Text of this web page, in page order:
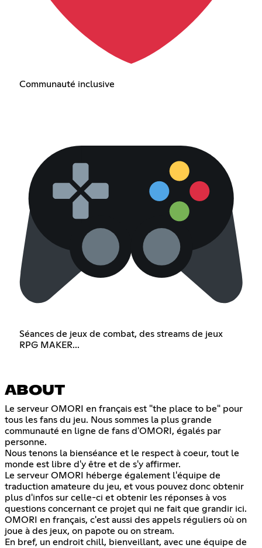
Communauté inclusive
Séances de jeux de combat, des streams de jeux
RPG MAKER...
ABOUT
Le serveur OMORI en français est "the place to be" pour
tous les fans du jeu. Nous sommes la plus grande
communauté en ligne de fans d'OMORI, égalés par
personne.
Nous tenons la bienséance et le respect à coeur, tout le
monde est libre d'y être et de s'y affirmer.
Le serveur OMORI héberge également l'équipe de
traduction amateure du jeu, et vous pouvez donc obtenir
plus d'infos sur celle-ci et obtenir les réponses à vos
questions concernant ce projet qui ne fait que grandir ici.
OMORI en français, c'est aussi des appels réguliers où on
joue à des jeux, on papote ou on stream.
En bref, un endroit chill, bienveillant, avec une équipe de